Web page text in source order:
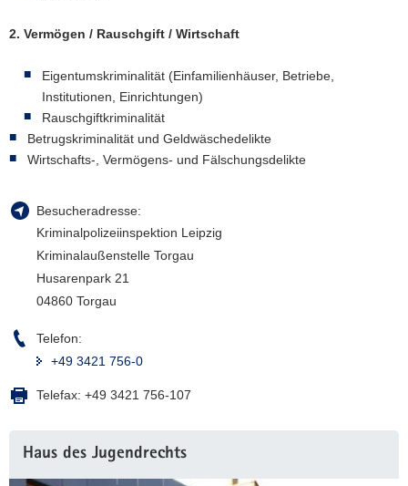
2. Vermögen / Rauschgift / Wirtschaft
Eigentumskriminalität (Einfamilienhäuser, Betriebe,
Institutionen, Einrichtungen)
Rauschgiftkriminalität
Betrugskriminalität und Geldwäschedelikte
Wirtschafts-, Vermögens- und Fälschungsdelikte
Besucheradresse:
Kriminalpolizeiinspektion Leipzig
Kriminalaußenstelle Torgau
Husarenpark 21
04860 Torgau
Telefon:
+49 3421 756-0
Telefax: +49 3421 756-107
Information
Haus des Jugendrechts